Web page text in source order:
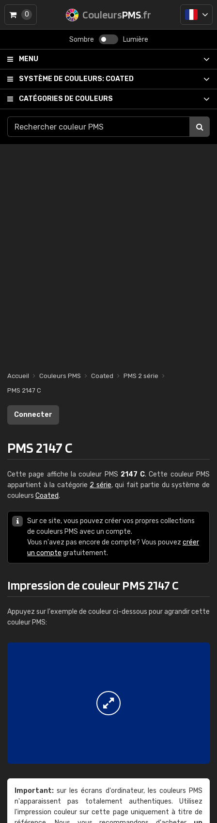
CouleursPMS.fr
Sombre Lumière
MENU
SYSTÈME DE COULEURS: COATED
CATÉGORIES DE COULEURS
0
Accueil Couleurs PMS Coated
PMS 2 série
PMS 2147 C
Connecter
PMS 2147 C
Cette page affiche la couleur PMS 2147 C. Cette couleur PMS
appartient à la catégorie 2 série, qui fait partie du système de
couleurs Coated.
Sur ce site, vous pouvez créer vos propres collections
de couleurs PMS avec un compte.
Vous n'avez pas encore de compte? Vous pouvez créer
un compte gratuitement.
Impression de couleur PMS 2147 C
Appuyez sur l'exemple de couleur ci-dessous pour agrandir cette
couleur PMS:
Important: sur les écrans d'ordinateur, les couleurs PMS
n'apparaissent pas totalement authentiques. Utilisez
l'impression couleur sur cette page uniquement à titre de